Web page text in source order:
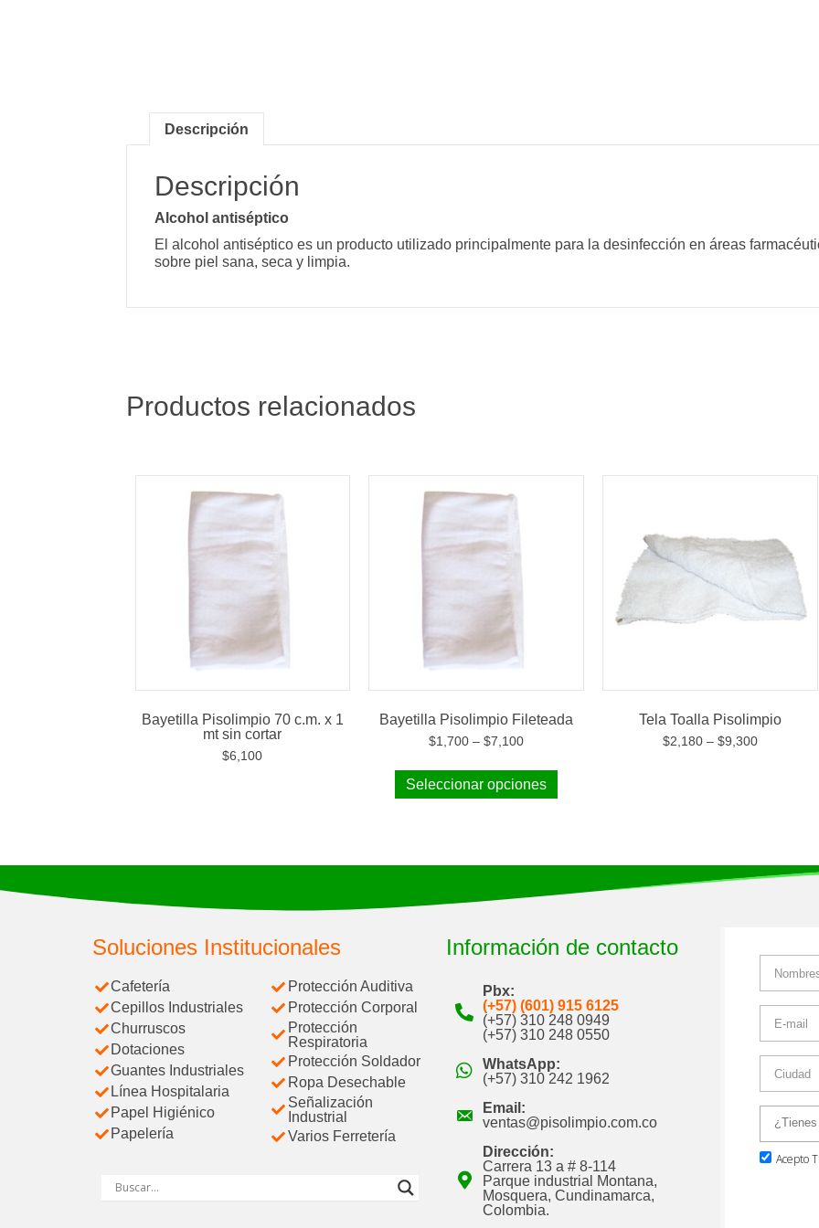
Descripción
Descripción
Alcohol antiséptico
El alcohol antiséptico es un producto utilizado principalmente para la desinfección en áreas
sobre piel sana, seca y limpia.
Productos relacionados
Bayetilla Pisolimpio 70 c.m. x 1
mt sin cortar
$6,100
Bayetilla Pisolimpio Fileteada
$1,700 –$7,100
Seleccionar opciones
Tela Toalla Pisolimpio
$2,180– $9,300
Soluciones Institucionales
Cafetería
Cepillos Industriales
Churruscos
Dotaciones
Guantes Industriales
Línea Hospitalaria
Papel Higiénico
Papelería
Protección Auditiva
Protección Corporal
Protección
Respiratoria
Protección Soldador
Ropa Desechable
Señalización
Industrial
Varios Ferretería
Información de contacto
Pbx:
(+57) (601) 915 6125
(+57) 310 248 0949
(+57) 310 248 0550
WhatsApp:
(+57) 310 242 1962
Email:
ventas@pisolimpio.com.co
Dirección:
Carrera 13 a # 8-114
Parque industrial Montana,
Mosquera, Cundinamarca,
Colombia.